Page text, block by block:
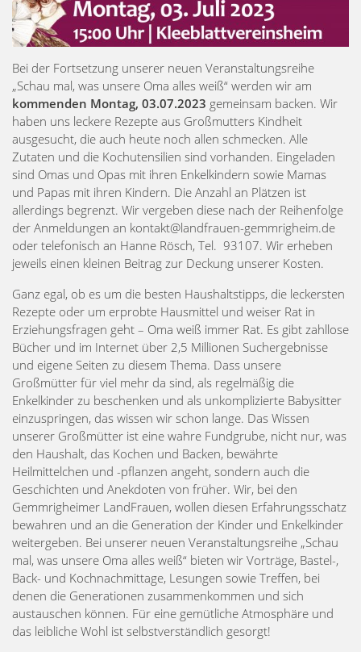
Bei der Fortsetzung unserer neuen Veranstaltungsreihe
„Schau mal, was unsere Oma alles weiß“ werden wir am
kommenden Montag, 03.07.2023 gemeinsam backen. Wir
haben uns leckere Rezepte aus Großmutters Kindheit
ausgesucht, die auch heute noch allen schmecken. Alle
Zutaten und die Kochutensilien sind vorhanden. Eingeladen
sind Omas und Opas mit ihren Enkelkindern sowie Mamas
und Papas mit ihren Kindern. Die Anzahl an Plätzen ist
allerdings begrenzt. Wir vergeben diese nach der Reihenfolge
der Anmeldungen an kontakt@landfrauen-gemmrigheim.de
oder telefonisch an Hanne Rösch, Tel. 93107. Wir erheben
jeweils einen kleinen Beitrag zur Deckung unserer Kosten.
Ganz egal, ob es um die besten Haushaltstipps, die leckersten
Rezepte oder um erprobte Hausmittel und weiser Rat in
Erziehungsfragen geht – Oma weiß immer Rat. Es gibt zahllose
Bücher und im Internet über 2,5 Millionen Suchergebnisse
und eigene Seiten zu diesem Thema. Dass unsere
Großmütter für viel mehr da sind, als regelmäßig die
Enkelkinder zu beschenken und als unkomplizierte Babysitter
einzuspringen, das wissen wir schon lange. Das Wissen
unserer Großmütter ist eine wahre Fundgrube, nicht nur, was
den Haushalt, das Kochen und Backen, bewährte
Heilmittelchen und -pflanzen angeht, sondern auch die
Geschichten und Anekdoten von früher. Wir, bei den
Gemmrigheimer LandFrauen, wollen diesen Erfahrungsschatz
bewahren und an die Generation der Kinder und Enkelkinder
weitergeben. Bei unserer neuen Veranstaltungsreihe „Schau
mal, was unsere Oma alles weiß“ bieten wir Vorträge, Bastel-,
Back- und Kochnachmittage, Lesungen sowie Treffen, bei
denen die Generationen zusammenkommen und sich
austauschen können. Für eine gemütliche Atmosphäre und
das leibliche Wohl ist selbstverständlich gesorgt!